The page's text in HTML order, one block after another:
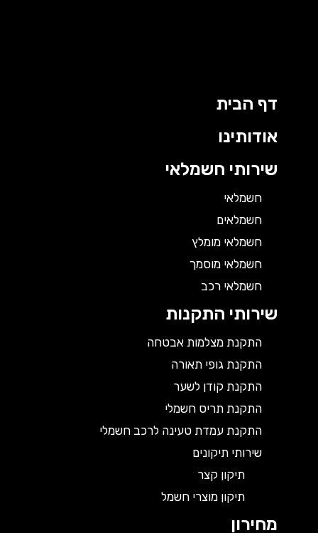
דף הבית
אודותינו
שירותי חשמלאי
חשמלאי
חשמלאים
חשמלאי מומלץ
חשמלאי מוסמך
חשמלאי רכב
שירותי התקנות
התקנת מצלמות אבטחה
התקנת גופי תאורה
התקנת קודן לשער
התקנת תריס חשמלי
התקנת עמדת טעינה לרכב חשמלי
שירותי תיקונים
תיקון קצר
תיקון מוצרי חשמל
מחירון